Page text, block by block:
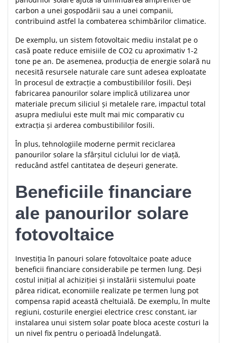
carbon a unei gospodării sau a unei companii,
contribuind astfel la combaterea schimbărilor climatice.
De exemplu, un sistem fotovoltaic mediu instalat pe o
casă poate reduce emisiile de CO2 cu aproximativ 1-2
tone pe an. De asemenea, producția de energie solară nu
necesită resursele naturale care sunt adesea exploatate
în procesul de extracție a combustibililor fosili. Deși
fabricarea panourilor solare implică utilizarea unor
materiale precum siliciul și metalele rare, impactul total
asupra mediului este mult mai mic comparativ cu
extracția și arderea combustibililor fosili.
În plus, tehnologiile moderne permit reciclarea
panourilor solare la sfârșitul ciclului lor de viață,
reducând astfel cantitatea de deșeuri generate.
Beneficiile financiare
ale panourilor solare
fotovoltaice
Investiția în panouri solare fotovoltaice poate aduce
beneficii financiare considerabile pe termen lung. Deși
costul inițial al achiziției și instalării sistemului poate
părea ridicat, economiile realizate pe termen lung pot
compensa rapid această cheltuială. De exemplu, în multe
regiuni, costurile energiei electrice cresc constant, iar
instalarea unui sistem solar poate bloca aceste costuri la
un nivel fix pentru o perioadă îndelungată.